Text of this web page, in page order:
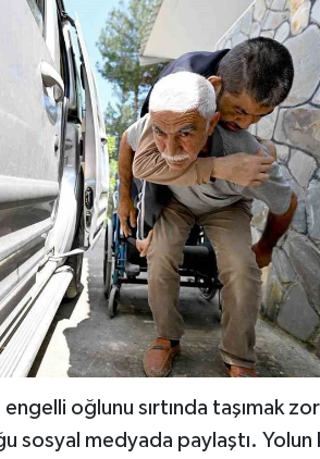
oğlunu sırtında taşımak
sosyal medyada paylaştı. Yolun